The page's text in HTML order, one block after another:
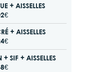
+ AISSELLES
+ AISSELLES
SIF + AISSELLES